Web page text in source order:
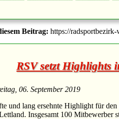
Beitrag: https://
RSV setzt Highlights
06. September 2019
und lang ersehnte Highlight für
Insgesamt 100